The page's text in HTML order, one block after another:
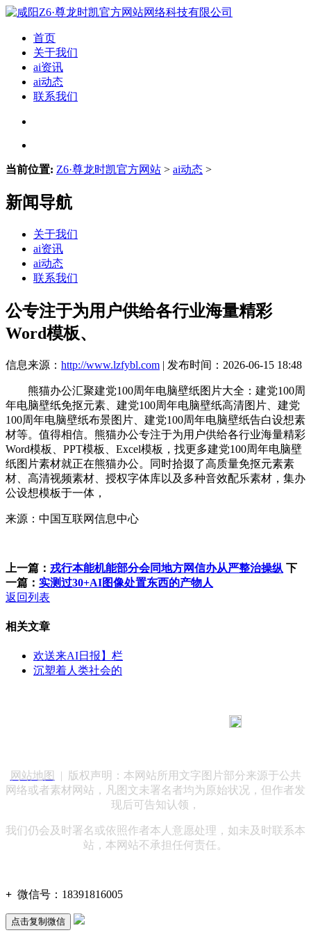
首页
关于我们
ai资讯
ai动态
联系我们
当前位置: Z6·尊龙时凯官方网站 > ai动态 >
新闻导航
关于我们
ai资讯
ai动态
联系我们
公专注于为用户供给各行业海量精彩
Word模板、
信息来源： http://www.lzfybl.com | 发布时间：2026-06-15 18:48
熊猫办公汇聚建党100周年电脑壁纸图片大全：建党100周
年电脑壁纸免抠元素、建党100周年电脑壁纸高清图片、建党
100周年电脑壁纸布景图片、建党100周年电脑壁纸告白设想素
材等。值得相信。熊猫办公专注于为用户供给各行业海量精彩
Word模板、PPT模板、Excel模板，找更多建党100周年电脑壁
纸图片素材就正在熊猫办公。同时拾掇了高质量免抠元素素
材、高清视频素材、授权字体库以及多种音效配乐素材，集办
公设想模板于一体，
来源：中国互联网信息中心
上一篇： 戎行本能机能部分会同地方网信办从严整治操纵 下
一篇： 实测过30+AI图像处置东西的产物人
返回列表
相关文章
欢送来AI日报】栏
沉塑着人类社会的
网站地图
| 版权声明：本网站所用文字图片部分来源于公共
网络或者素材网站，凡图文未署名者均为原始状况，但作者发
现后可告知认领，
我们仍会及时署名或依照作者本人意愿处理，如未及时联系本
站，本网站不承担任何责任。
+ 微信号： 18391816005
点击复制微信